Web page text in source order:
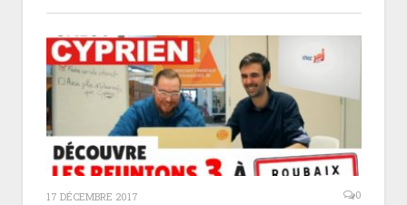
17 DÉCEMBRE 2017 0